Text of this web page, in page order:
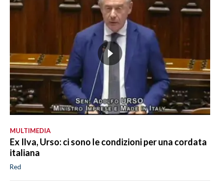
MULTIMEDIA
Ex Ilva, Urso: ci sono le condizioni per una cordata
italiana
Red